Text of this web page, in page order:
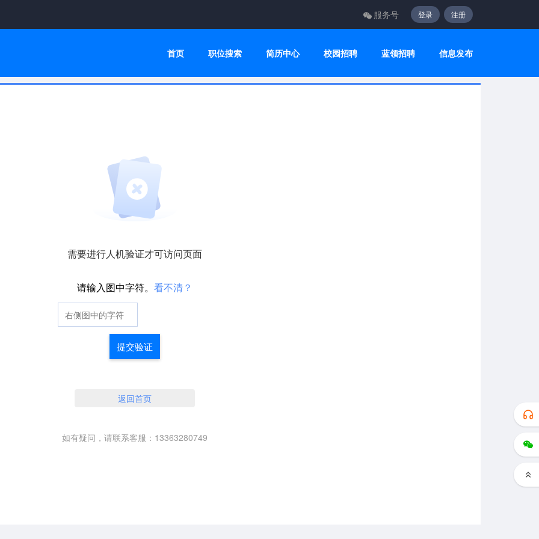
服务号 登录 注册
首页 职位搜索 简历中心 校园招聘 蓝领招聘 信息发布
需要进行人机验证才可访问页面
请输入图中字符。 看不清？
提交验证
返回首页
如有疑问，请联系客服：13363280749